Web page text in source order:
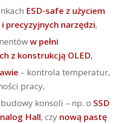
ESD-safe z użyciem
precyzyjnych narzędzi,
w pełni
z konstrukcją OLED,
– kontrola temperatur,
pracy,
konsoli – np. o SSD
Hall, czy nową pastę